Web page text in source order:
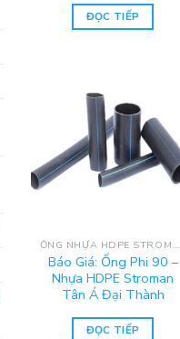
ĐỌC TIẾP
ỐNG NHỰA HDPE STROMAN
Báo Giá: Ống Phi 90 –
Nhựa HDPE Stroman
Tân Á Đại Thành
ĐỌC TIẾP